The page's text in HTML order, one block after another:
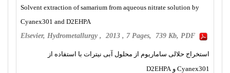
Solvent extraction of samarium from aqueous nitrate solution by
Cyanex301 and D2EHPA
Elsevier, Hydrometallurgy , 2013 , 7 Pages, 739 Kb, PDF
استخراج حلالی ساماریوم از محلول آبی نیترات با استفاده از
Cyanex301 و D2EHPA